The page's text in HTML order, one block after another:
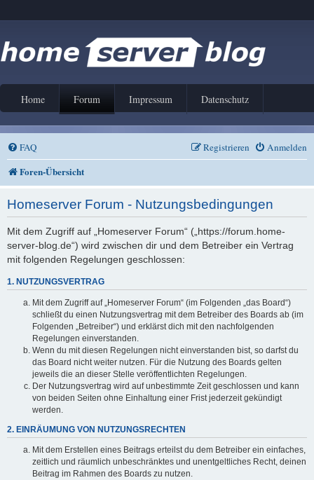
Home Forum Impressum Datenschutz
FAQ Anmelden
Registrieren
Foren-Übersicht
Homeserver Forum - Nutzungsbedingungen
Mit dem Zugriff auf „Homeserver Forum“ („https://forum.home-
server-blog.de“) wird zwischen dir und dem Betreiber ein Vertrag
mit folgenden Regelungen geschlossen:
1. NUTZUNGSVERTRAG
Mit dem Zugriff auf „Homeserver Forum“ (im Folgenden „das Board“)
schließt du einen Nutzungsvertrag mit dem Betreiber des Boards ab (im
Folgenden „Betreiber“) und erklärst dich mit den nachfolgenden
Regelungen einverstanden.
Wenn du mit diesen Regelungen nicht einverstanden bist, so darfst du
das Board nicht weiter nutzen. Für die Nutzung des Boards gelten
jeweils die an dieser Stelle veröffentlichten Regelungen.
Der Nutzungsvertrag wird auf unbestimmte Zeit geschlossen und kann
von beiden Seiten ohne Einhaltung einer Frist jederzeit gekündigt
werden.
2. EINRÄUMUNG VON NUTZUNGSRECHTEN
Mit dem Erstellen eines Beitrags erteilst du dem Betreiber ein einfaches,
zeitlich und räumlich unbeschränktes und unentgeltliches Recht, deinen
Beitrag im Rahmen des Boards zu nutzen.